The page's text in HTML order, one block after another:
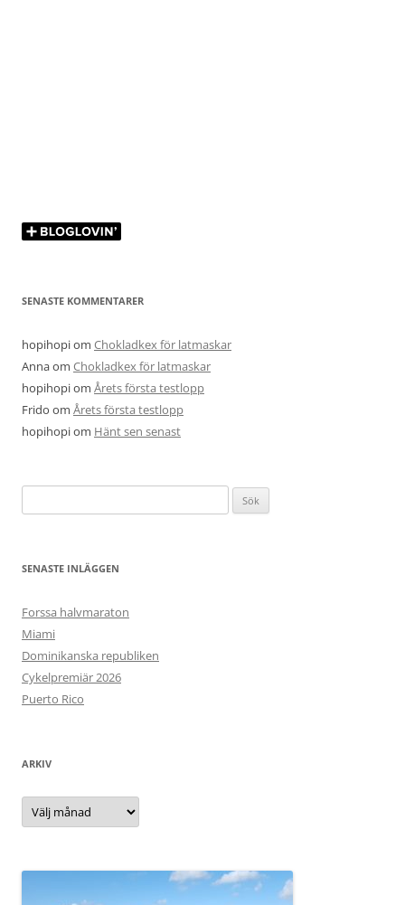
SENASTE KOMMENTARER
hopihopiom Chokladkex för latmaskar
Annaom Chokladkex för latmaskar
hopihopiom Årets första testlopp
Frido om Årets första testlopp
hopihopiom Hänt sen senast
efter:
SENASTE INLÄGGEN
Forssa halvmaraton
Miami
Dominikanska republiken
Cykelpremiär 2026
Puerto Rico
ARKIV
Arkiv